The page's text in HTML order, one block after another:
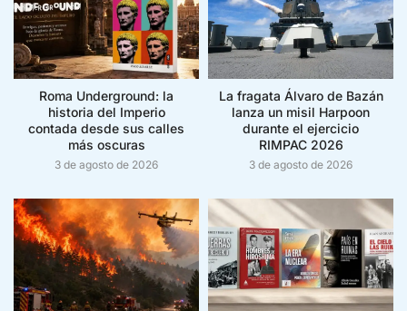
Roma Underground: la
historia del Imperio
contada desde sus calles
más oscuras
3 de agosto de 2026
La fragata Álvaro de Bazán
lanza un misil Harpoon
durante el ejercicio
RIMPAC 2026
3 de agosto de 2026